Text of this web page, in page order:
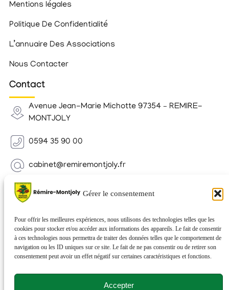
Gérer le consentement
Pour offrir les meilleures expériences, nous utilisons des technologies telles que les
cookies pour stocker et/ou accéder aux informations des appareils. Le fait de consentir
à ces technologies nous permettra de traiter des données telles que le comportement de
navigation ou les ID uniques sur ce site. Le fait de ne pas consentir ou de retirer son
consentement peut avoir un effet négatif sur certaines caractéristiques et fonctions.
Accepter
Mentions légales
Politique De Confidentialité
L’annuaire Des Associations
Nous Contacter
Contact
Avenue Jean-Marie Michotte 97354 – REMIRE-
MONTJOLY
0594 35 90 00
cabinet@remiremontjoly.fr
Newsletter
nouvelles de votre commune.